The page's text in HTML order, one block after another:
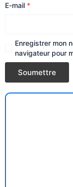
E-mail *
Enregistrer mon
navigateur pour